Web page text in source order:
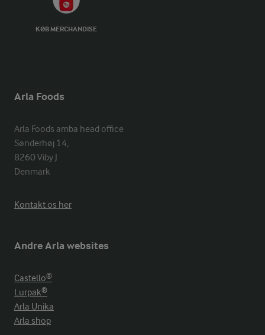
KØB MERCHANDISE
Arla Foods
Arla Foods amba head office
Sønderhøj 14,
8260 Viby J
Denmark
Kontakt os her
Andre Arla websites
Castello®
Lurpak®
Arla Unika
Arla shop